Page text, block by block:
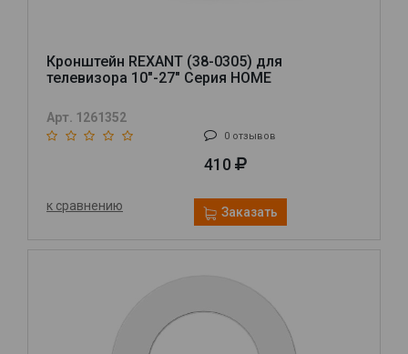
Кронштейн REXANT (38-0305) для
телевизора 10"-27" Серия HOME
Арт. 1261352
0 отзывов
410
к сравнению Заказать